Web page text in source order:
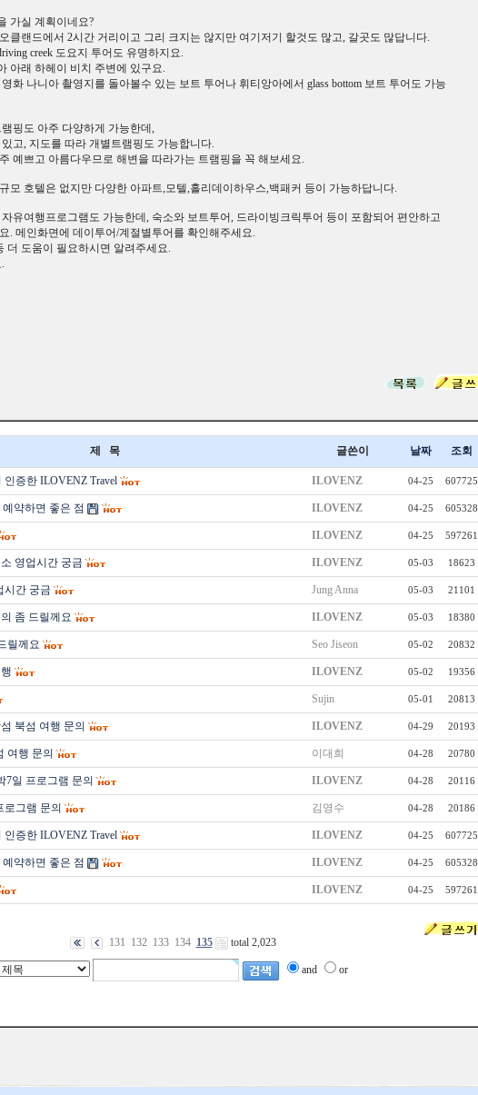
가실 계획이네요?
클랜드에서 2시간 거리이고 그리 크지는 않지만 여기저기 할것도 많고, 갈곳도 많답니다.
creek 도요지 투어도 유명하지요.
아래 하헤이 비치 주변에 있구요.
화 나니아 촬영지를 돌아볼수 있는 보트 투어나 휘티앙아에서 glass bottom 보트 투어도 가능
핑도 아주 다양하게 가능한데,
고, 지도를 따라 개별트램핑도 가능합니다.
예쁘고 아름다우므로 해변을 따라가는 트램핑을 꼭 해보세요.
모 호텔은 없지만 다양한 아파트,모텔,홀리데이하우스,백패커 등이 가능하답니다.
유여행프로그램도 가능한데, 숙소와 보트투어, 드라이빙크릭투어 등이 포함되어 편안하고
. 메인화면에 데이투어/계절별투어를 확인해주세요.
더 도움이 필요하시면 알려주세요.
제 목 글쓴이 날짜 조회
인증한 ILOVENZ Travel ILOVENZ 04-25 607725
약하면 좋은 점 ILOVENZ 04-25 605328
ILOVENZ 04-25 597261
영업시간 궁금 ILOVENZ 05-03 18623
시간 궁금 Jung Anna 05-03 21101
좀 드릴께요 ILOVENZ 05-03 18380
릴께요 Seo Jiseon 05-02 20832
ILOVENZ 05-02 19356
Sujin 05-01 20813
북섬 여행 문의 ILOVENZ 04-29 20193
여행 문의 이대희 04-28 20780
7일 프로그램 문의 ILOVENZ 04-28 20116
로그램 문의 김영수 04-28 20186
인증한 ILOVENZ Travel ILOVENZ 04-25 607725
약하면 좋은 점 ILOVENZ 04-25 605328
ILOVENZ 04-25 597261
131 132 133 134 135 total 2,023
and or